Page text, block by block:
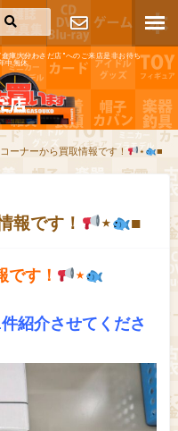
庫大分わさだ店"へのご来店是非お待ち
中無休
お問い合わ
せ
ーナーから買取情報です！ ⋆ ■
報です！ ⋆ ■
す！ ⋆
紹介させてくださ